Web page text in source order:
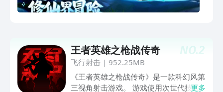
NO.2
王者英雄之枪战传奇
飞行射击| 952.25MB
《王者英雄之枪战传奇》是一款科幻风第
三视角射击游戏。 游戏使用次世代技更多